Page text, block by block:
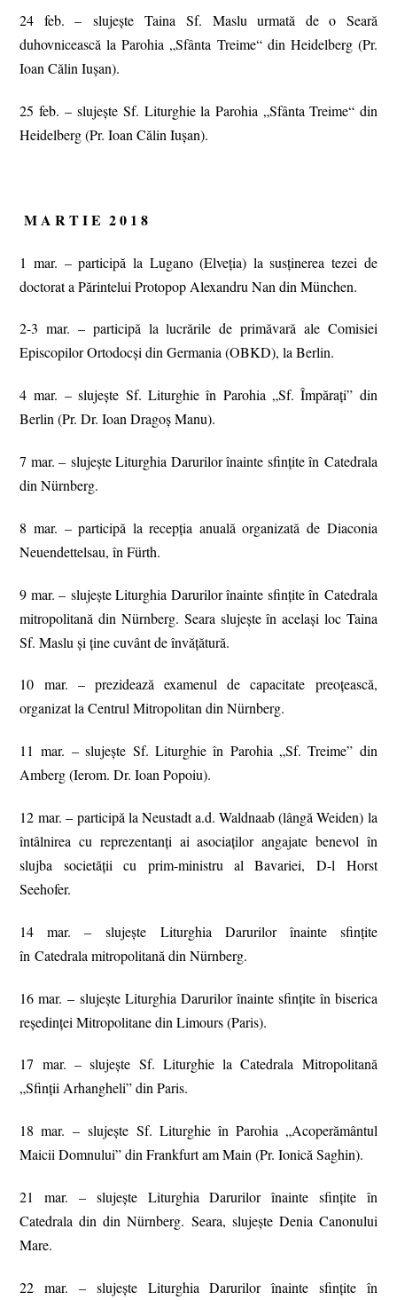
24 feb. – slujește Taina Sf. Maslu urmată de o Seară
duhovnicească la Parohia „Sfânta Treime“ din Heidelberg (Pr.
Ioan Călin Iușan).
25 feb. – slujește Sf. Liturghie la Parohia „Sfânta Treime“ din
Heidelberg (Pr. Ioan Călin Iușan).
M A R T I E 2 0 1 8
1 mar. – participă la Lugano (Elveția) la susținerea tezei de
doctorat a Părintelui Protopop Alexandru Nan din München.
2-3 mar. – participă la lucrările de primăvară ale Comisiei
Episcopilor Ortodocşi din Germania (OBKD), la Berlin.
4 mar. – slujește Sf. Liturghie în Parohia „Sf. Împărați” din
Berlin (Pr. Dr. Ioan Dragoș Manu).
7 mar. – slujeşte Liturghia Darurilor înainte sfinţite în Catedrala
din Nürnberg.
8 mar. – participă la recepția anuală organizată de Diaconia
Neuendettelsau, în Fürth.
9 mar. – slujeşte Liturghia Darurilor înainte sfinţite în Catedrala
mitropolitană din Nürnberg. Seara slujeşte în acelaşi loc Taina
Sf. Maslu şi ţine cuvânt de învăţătură.
10 mar. – prezidează examenul de capacitate preoțească,
organizat la Centrul Mitropolitan din Nürnberg.
11 mar. – slujește Sf. Liturghie în Parohia „Sf. Treime” din
Amberg (Ierom. Dr. Ioan Popoiu).
12 mar. – participă la Neustadt a.d. Waldnaab (lângă Weiden) la
întâlnirea cu reprezentanți ai asociaților angajate benevol în
slujba societății cu prim-ministru al Bavariei, D-l Horst
Seehofer.
14 mar. – slujeşte Liturghia Darurilor înainte sfinţite
în Catedrala mitropolitană din Nürnberg.
16 mar. – slujeşte Liturghia Darurilor înainte sfinţite în biserica
reședinței Mitropolitane din Limours (Paris).
17 mar. – slujește Sf. Liturghie la Catedrala Mitropolitană
„Sfinții Arhangheli” din Paris.
18 mar. – slujește Sf. Liturghie în Parohia „Acoperământul
Maicii Domnului” din Frankfurt am Main (Pr. Ionică Saghin).
21 mar. – slujeşte Liturghia Darurilor înainte sfinţite în
Catedrala din din Nürnberg. Seara, slujește Denia Canonului
Mare.
22 mar. – slujeşte Liturghia Darurilor înainte sfinţite în